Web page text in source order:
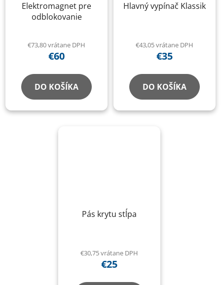
Elektromagnet pre
odblokovanie
€73,80 vrátane DPH
€60
DO KOŠÍKA
Hlavný vypínač Klassik
€43,05 vrátane DPH
€35
DO KOŠÍKA
Pás krytu stĺpa
€30,75 vrátane DPH
€25